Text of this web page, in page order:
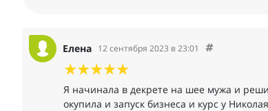
Елена 12 сентября 2023 в 23:01
Я начинала в декрете на шее мужа и
окупила и запуск бизнеса и курс у